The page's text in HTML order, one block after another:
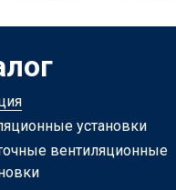
установки
вентиляционные